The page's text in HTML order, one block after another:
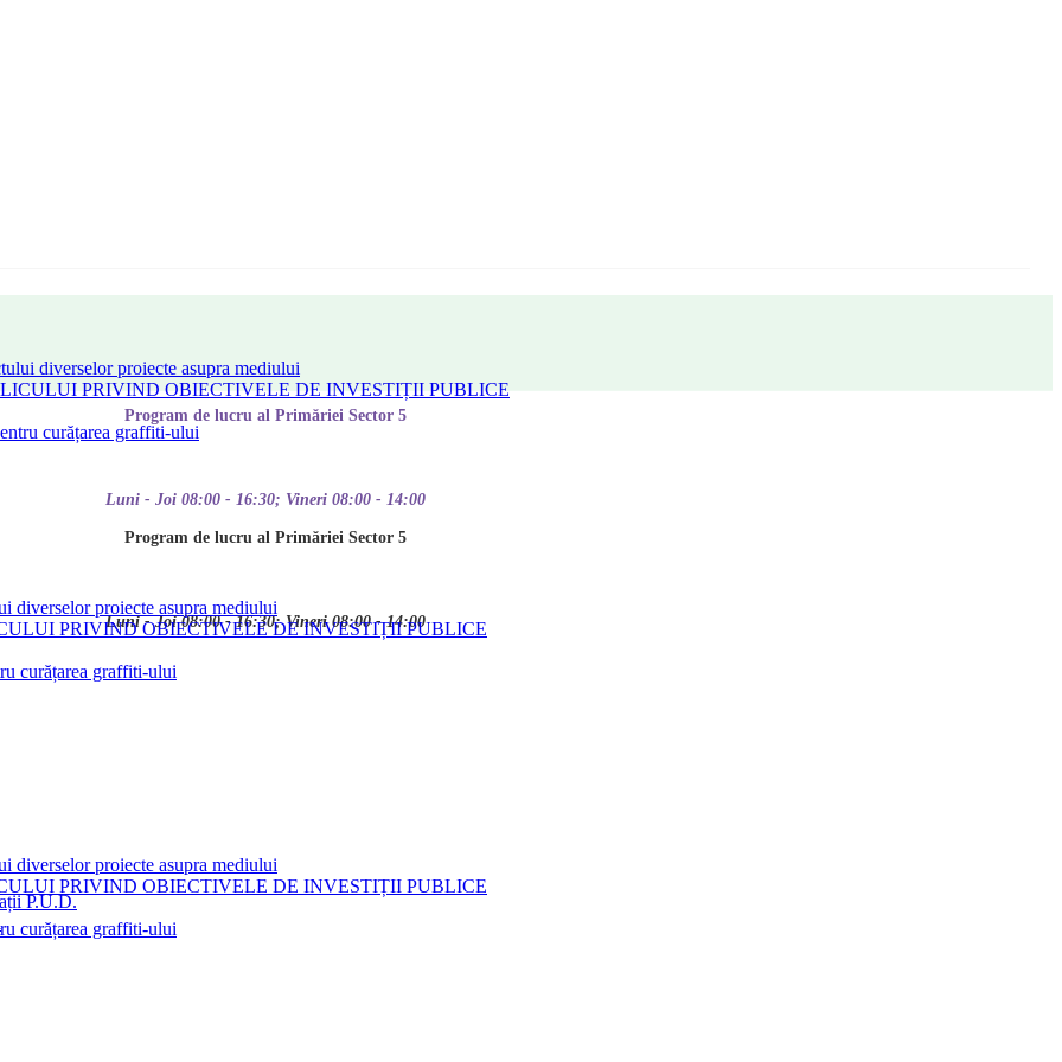
diverselor proiecte asupra mediului
PRIVIND OBIECTIVELE DE INVESTIȚII PUBLICE
curățarea graffiti-ului
P.U.D.
Program de lucru al Primăriei Sector 5
Luni - Joi 08:00 - 16:30; Vineri 08:00 - 14:00
Program de lucru al Primăriei Sector 5
Luni - Joi 08:00 - 16:30; Vineri 08:00 - 14:00
diverselor proiecte asupra mediului
PRIVIND OBIECTIVELE DE INVESTIȚII PUBLICE
curățarea graffiti-ului
diverselor proiecte asupra mediului
PRIVIND OBIECTIVELE DE INVESTIȚII PUBLICE
curățarea graffiti-ului